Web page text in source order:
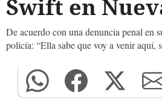
Swift en
De acuerdo con una denuncia penal en
policía: “Ella sabe que voy a venir aquí,